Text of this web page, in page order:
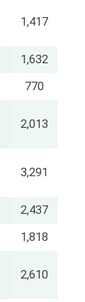
1,417
1,632
770
2,013
3,291
2,437
1,818
2,610